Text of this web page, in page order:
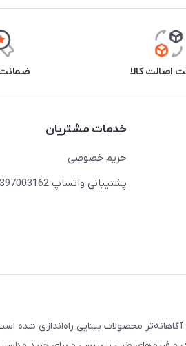
اصالت کالا
خدمات مشتریان
حریم خصوصی
پشتیبانی واتساپ 09397003162
محصولات بینایی راه‌اندازی شده